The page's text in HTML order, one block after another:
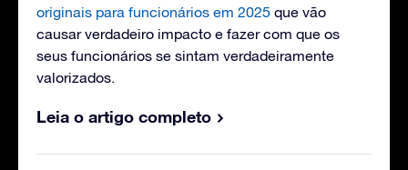
originais para funcionários em 2025 que vão
causar verdadeiro impacto e fazer com que os
seus funcionários se sintam verdadeiramente
valorizados.
Leia o artigo completo